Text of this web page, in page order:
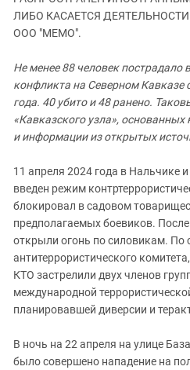
Дагестан
Ингушетия
Кабардино-Балкария
Калмыкия
Карачаево-Черкесия
Краснодарский край
Российская Федерация
Ростовская область
Северная Осетия - Алания
СКФО
Ставропольский край
Чечня
Южный Кавказ
ЛИБО КАСАЕТСЯ
ООО "МЕМО".
Не менее 88 человек пострадало
конфликта на Северном Кавказе
года. 40 убито и 48 ранено.
«Кавказского узла»,
и информации из открытых
11 апреля 2024 года в Нальчике
введен режим
блокировал в садовом
предполагаемых боевиков.
открыли огонь по силовикам.
антитеррористического
КТО застрелили двух членов
международной
планировавшей диверсии и
В ночь на 22 апреля на улице
было совершено нападение на